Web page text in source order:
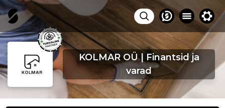
KOLMAR OÜ | Finantsid ja
varad